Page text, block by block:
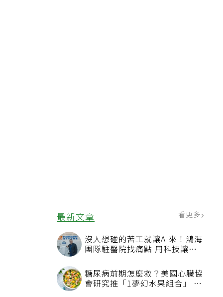
最新文章 看更多
沒人想碰的苦工就讓AI來！鴻海
團隊駐醫院找痛點 用科技讓醫
糖尿病前期怎麼救？美國心臟協
會研究推「1夢幻水果組合」 酪